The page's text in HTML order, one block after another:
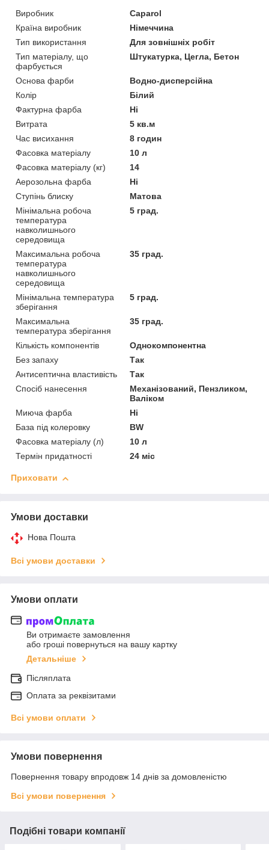
Виробник
Caparol
Країна виробник
Німеччина
Тип використання
Для зовнішніх робіт
Тип матеріалу, що
фарбується
Штукатурка, Цегла, Бетон
Основа фарби
Водно-дисперсійна
Колір
Білий
Фактурна фарба
Ні
Витрата
5 кв.м
Час висихання
8 годин
Фасовка матеріалу
10 л
Фасовка матеріалу (кг)
14
Аерозольна фарба
Ні
Ступінь блиску
Матова
Мінімальна робоча
температура
навколишнього
середовища
5 град.
Максимальна робоча
температура
навколишнього
середовища
35 град.
Мінімальна температура
зберігання
5 град.
Максимальна
температура зберігання
35 град.
Кількість компонентів
Однокомпонентна
Без запаху
Так
Антисептична властивість
Так
Спосіб нанесення
Механізований, Пензликом,
Валіком
Миюча фарба
Ні
База під колеровку
BW
Фасовка матеріалу (л)
10 л
Термін придатності
24 міс
Приховати
Умови доставки
Нова Пошта
Всі умови доставки
Умови оплати
Ви отримаєте замовлення
або гроші повернуться на вашу картку
Детальніше
Післяплата
Оплата за реквізитами
Всі умови оплати
Умови повернення
Повернення товару впродовж 14 днів за домовленістю
Всі умови повернення
Подібні товари компанії